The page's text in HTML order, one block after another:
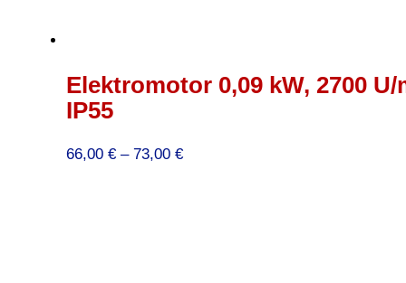
Elektromotor 0,09 kW, 2700 U/
IP55
66,00 € – 73,00 €Preisspanne: